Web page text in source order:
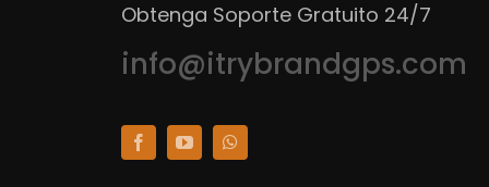
Obtenga Soporte Gratuito 24/7
info@itrybrandgps.com